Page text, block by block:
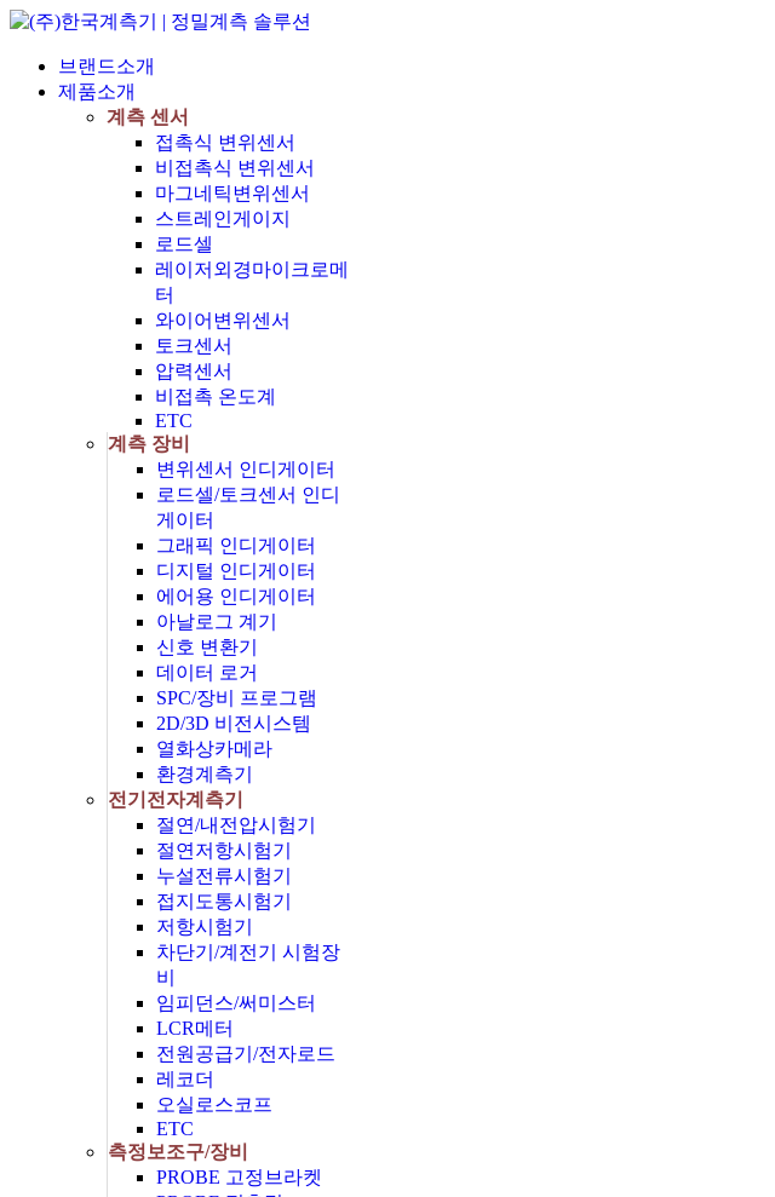
브랜드소개
제품소개
계측 센서
접촉식 변위센서
비접촉식 변위센서
마그네틱변위센서
스트레인게이지
로드셀
레이저외경마이크로메
터
와이어변위센서
토크센서
압력센서
비접촉 온도계
ETC
계측 장비
변위센서 인디게이터
로드셀/토크센서 인디
게이터
그래픽 인디게이터
디지털 인디게이터
에어용 인디게이터
아날로그 계기
신호 변환기
데이터 로거
SPC/장비 프로그램
2D/3D 비전시스템
열화상카메라
환경계측기
전기전자계측기
절연/내전압시험기
절연저항시험기
누설전류시험기
접지도통시험기
저항시험기
차단기/계전기 시험장
비
임피던스/써미스터
LCR메터
전원공급기/전자로드
레코더
오실로스코프
ETC
측정보조구/장비
PROBE 고정브라켓